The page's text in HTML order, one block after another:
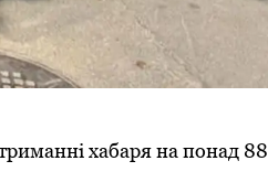
хабаря на понад 88